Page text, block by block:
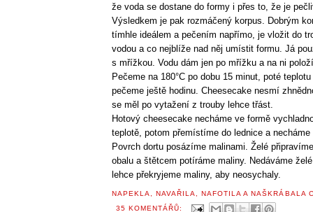
že voda se dostane do formy i přes to, že je
Výsledkem je pak rozmáčený korpus. Dobrým
tímhle ideálem a pečením napřímo, je vložit do
vodou a co nejblíže nad něj umístit formu. Já
s mřížkou. Vodu dám jen po mřížku a na ni
Pečeme na 180°C po dobu 15 minut, poté
pečeme ještě hodinu. Cheesecake nesmí
se měl po vytažení z trouby lehce třást.
Hotový cheesecake necháme ve formě
teplotě, potom přemístíme do lednice a
Povrch dortu posázíme malinami. Želé
obalu a štětcem potíráme maliny. Nedáváme
lehce překryjeme maliny, aby neosychaly.
NAPEKLA, NAVAŘILA, NAFOTILA A NAŠKRÁBALA
35 KOMENTÁŘŮ: